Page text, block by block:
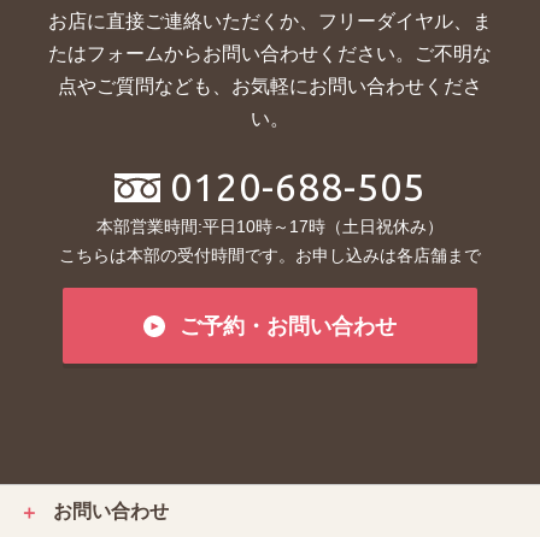
お店に直接ご連絡いただくか、 フリーダイヤル、ま
たはフォームからお問い合わせください。ご不明な
点やご質問なども、お気軽にお問い合わせくださ
い。
0120-688-505
本部営業時間:平日10時～17時（土日祝休み）
こちらは本部の受付時間です。お申し込みは各店舗まで
ご予約・お問い合わせ
＋ お問い合わせ